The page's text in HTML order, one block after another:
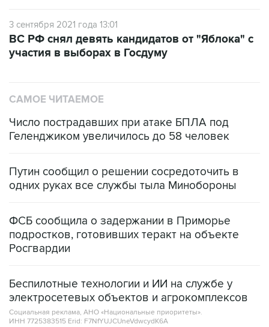
3 сентября 2021 года 13:01
ВС РФ снял девять кандидатов от "Яблока" с
участия в выборах в Госдуму
САМОЕ ЧИТАЕМОЕ
Число пострадавших при атаке БПЛА под
Геленджиком увеличилось до 58 человек
Путин сообщил о решении сосредоточить в
одних руках все службы тыла Минобороны
ФСБ сообщила о задержании в Приморье
подростков, готовивших теракт на объекте
Росгвардии
Беспилотные технологии и ИИ на службе у
электросетевых объектов и агрокомплексов
Социальная реклама, АНО «Национальные приоритеты».
ИНН 7725383515 Erid: F7NfYUJCUneVdwcydK6A